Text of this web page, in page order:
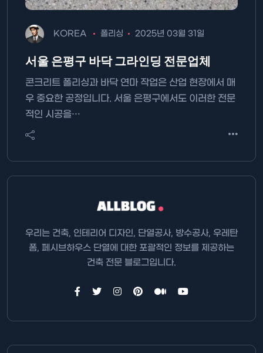
KOREA 폴리싱 2025년 03월 31일
서울 은평구 바닥 그라인딩 전문업체
콘크리트 폴리싱과 바닥 연마 작업은 산업 현장에서 매
우 중요한 공정입니다. 서울 은평구에서도 이러한 전문
적인 시공을…
우리는 건축, 인테리어 디자인, 단열공사, 방수공사, 우레탄
폼, 페시브하우스 단열에 대한 포괄적인 정보를 제공하는
건축 전문 블로그입니다.